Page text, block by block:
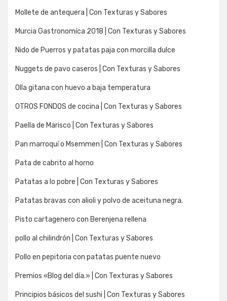
Mollete de antequera | Con Texturas y Sabores
Murcia Gastronomíca 2018 | Con Texturas y Sabores
Nido de Puerros y patatas paja con morcilla dulce
Nuggets de pavo caseros | Con Texturas y Sabores
Olla gitana con huevo a baja temperatura
OTROS FONDOS de cocina | Con Texturas y Sabores
Paella de Marisco | Con Texturas y Sabores
Pan marroquí o Msemmen | Con Texturas y Sabores
Pata de cabrito al horno
Patatas a lo pobre | Con Texturas y Sabores
Patatas bravas con alioli y polvo de aceituna negra.
Pisto cartagenero con Berenjena rellena
pollo al chilindrón | Con Texturas y Sabores
Pollo en pepitoria con patatas puente nuevo
Premios «Blog del día.» | Con Texturas y Sabores
Principios básicos del sushi | Con Texturas y Sabores